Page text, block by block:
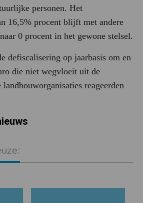
personen. Het
16,5% procent blijft met andere
0 procent in het gewone stelsel.
defiscalisering op jaarbasis om en
die niet wegvloeit uit de
reageerden